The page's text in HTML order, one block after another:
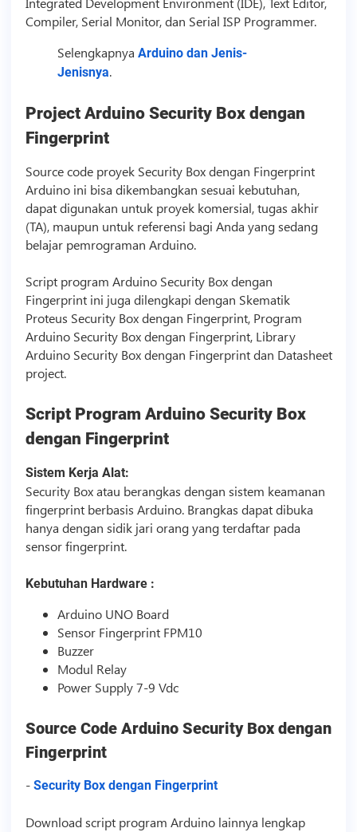
Compiler, Serial Monitor, dan Serial ISP Programmer.
Selengkapnya Arduino dan Jenis-
Jenisnya.
Project Arduino Security Box dengan
Fingerprint
Source codeproyek Security Box dengan Fingerprint
Arduino ini bisa dikembangkan sesuai kebutuhan,
dapat digunakan untuk proyek komersial, tugas akhir
(TA), maupun untuk referensi bagi Anda yang sedang
belajar pemrograman Arduino.
Scriptprogram Arduino Security Box dengan
Fingerprint ini juga dilengkapi dengan Skematik
Proteus Security Box dengan Fingerprint, Program
Arduino Security Box dengan Fingerprint, Library
Arduino Security Box dengan Fingerprint dan Datasheet
project.
ScriptProgram Arduino Security Box
dengan Fingerprint
Sistem Kerja Alat:
Security Box atau berangkas dengan sistem keamanan
fingerprint berbasis Arduino. Brangkas dapat dibuka
hanya dengan sidik jari orang yang terdaftar pada
sensor fingerprint.
Kebutuhan Hardware :
Arduino UNO Board
Sensor Fingerprint FPM10
Buzzer
Modul Relay
Power Supply 7-9 Vdc
Source CodeArduino Security Box dengan
Fingerprint
- Security Box dengan Fingerprint
Downloadscriptprogram Arduino lainnya lengkap